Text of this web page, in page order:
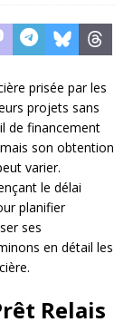
prisée par les
projets sans
de financement
son obtention
varier.
le délai
planifier
ses
en détail les
Relais